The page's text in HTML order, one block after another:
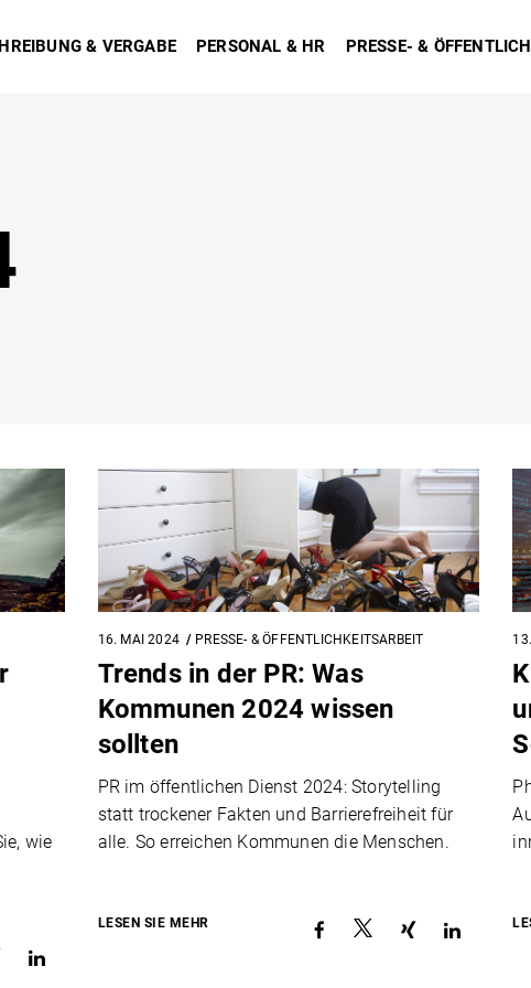
& VERGABE PERSONAL & HR PRESSE- &
wie
16. MAI 2024 PRESSE- & ÖFFENTLICHKEITSARBEIT
Trends in der PR: Was
Kommunen 2024 wissen
sollten
PR im öffentlichen Dienst 2024: Storytelling
statt trockener Fakten und Barrierefreiheit für
alle. So erreichen Kommunen die Menschen.
LESEN SIE MEHR